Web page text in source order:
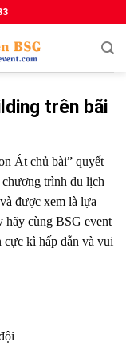
trên bãi
Át chủ bài” quyết
trình du lịch
được xem là lựa
hãy cùng BSG event
cực kì hấp dẫn và vui